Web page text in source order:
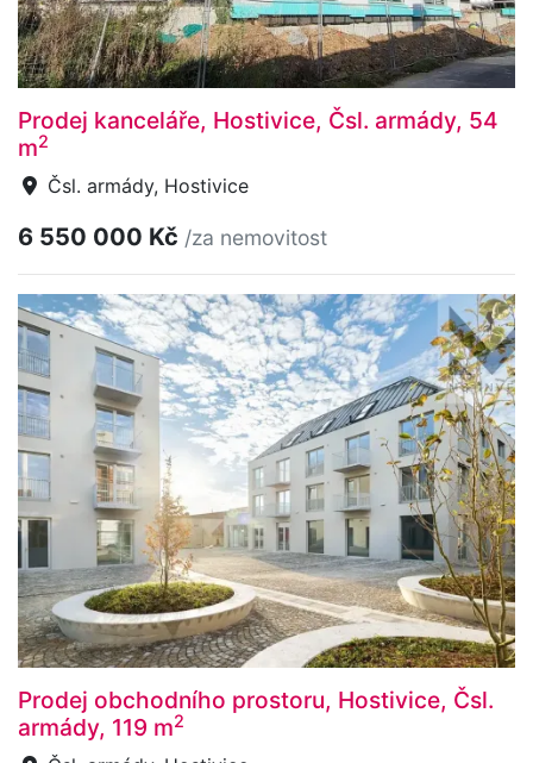
Prodej kanceláře, Hostivice, Čsl. armády, 54
m2
Čsl. armády, Hostivice
6 550 000 Kč /za nemovitost
Prodej obchodního prostoru, Hostivice, Čsl.
armády, 119 m2